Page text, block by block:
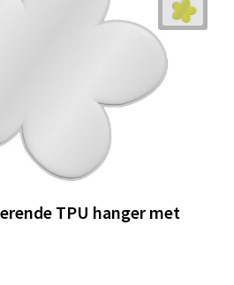
TPU hanger met